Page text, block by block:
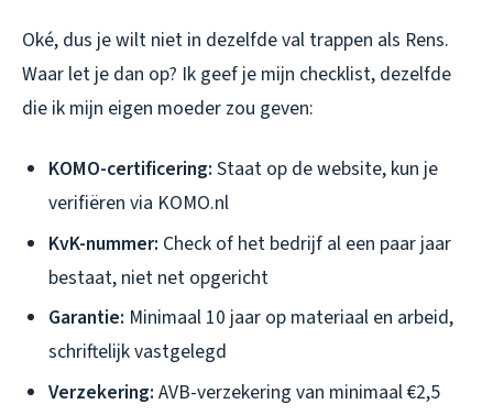
Oké, dus je wilt niet in dezelfde val trappen als Rens.
Waar let je dan op? Ik geef je mijn checklist, dezelfde
die ik mijn eigen moeder zou geven:
KOMO-certificering: Staat op de website, kun je
verifiëren via KOMO.nl
KvK-nummer: Check of het bedrijf al een paar jaar
bestaat, niet net opgericht
Garantie: Minimaal 10 jaar op materiaal en arbeid,
schriftelijk vastgelegd
Verzekering: AVB-verzekering van minimaal €2,5